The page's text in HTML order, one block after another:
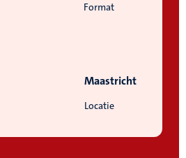
Format
Locatie
Maastricht